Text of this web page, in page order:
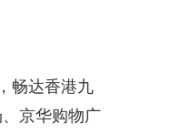
畅达香港九
京华购物广